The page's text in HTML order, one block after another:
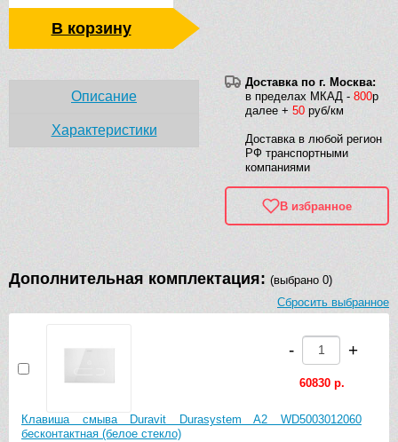
В корзину
Доставка по г. Москва:
в пределах МКАД - 800р
далее + 50 руб/км
Доставка в любой регион
РФ транспортными
компаниями
В избранное
Описание
Характеристики
Дополнительная комплектация: (выбрано 0)
Сбросить выбранное
Клавиша смыва Duravit Durasystem A2 WD5003012060
бесконтактная (белое стекло)
- +
60830 р.